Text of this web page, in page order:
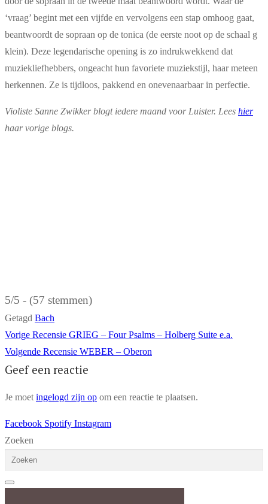
‘vraag’ begint met een vijfde en vervolgens een stap omhoog gaat,
beantwoordt de sopraan op de tonica (de eerste noot op de schaal g
klein). Deze legendarische opening is zo indrukwekkend dat
muziekliefhebbers, ongeacht hun favoriete muziekstijl, haar meteen
herkennen. Ze is tijdloos, pakkend en onevenaarbaar in perfectie.
Violiste Sanne Zwikker blogt iedere maand voor Luister. Lees hier
haar vorige blogs.
5/5 - (57 stemmen)
Getagd Bach
Bericht
navigatie
Vorige Vorig
bericht:
Recensie GRIEG – Four Psalms – Holberg Suite e.a.
Volgende Volgend
bericht:
Recensie WEBER – Oberon
Geef een reactie
Je moet ingelogd zijn op om een reactie te plaatsen.
Facebook Spotify Instagram
Zoeken